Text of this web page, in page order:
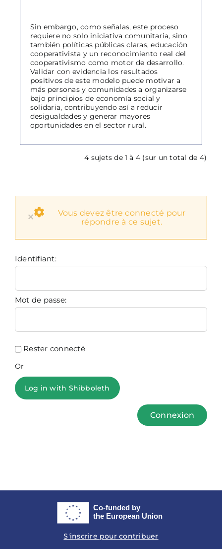
Sin embargo, como señalas, este proceso
requiere no solo iniciativa comunitaria, sino
también políticas públicas claras, educación
cooperativista y un reconocimiento real del
cooperativismo como motor de desarrollo.
Validar con evidencia los resultados
positivos de este modelo puede motivar a
más personas y comunidades a organizarse
bajo principios de economía social y
solidaria, contribuyendo así a reducir
desigualdades y generar mayores
oportunidades en el sector rural.
4 sujets de 1 à 4 (sur un total de 4)
×
Vous devez être connecté pour
répondre à ce sujet.
Identifiant:
Mot de passe:
Rester connecté
Or
Log in with Shibboleth
Connexion
S'inscrire pour contribuer